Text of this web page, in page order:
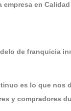
empresa en
de franquicia
es lo que nos
y compradores